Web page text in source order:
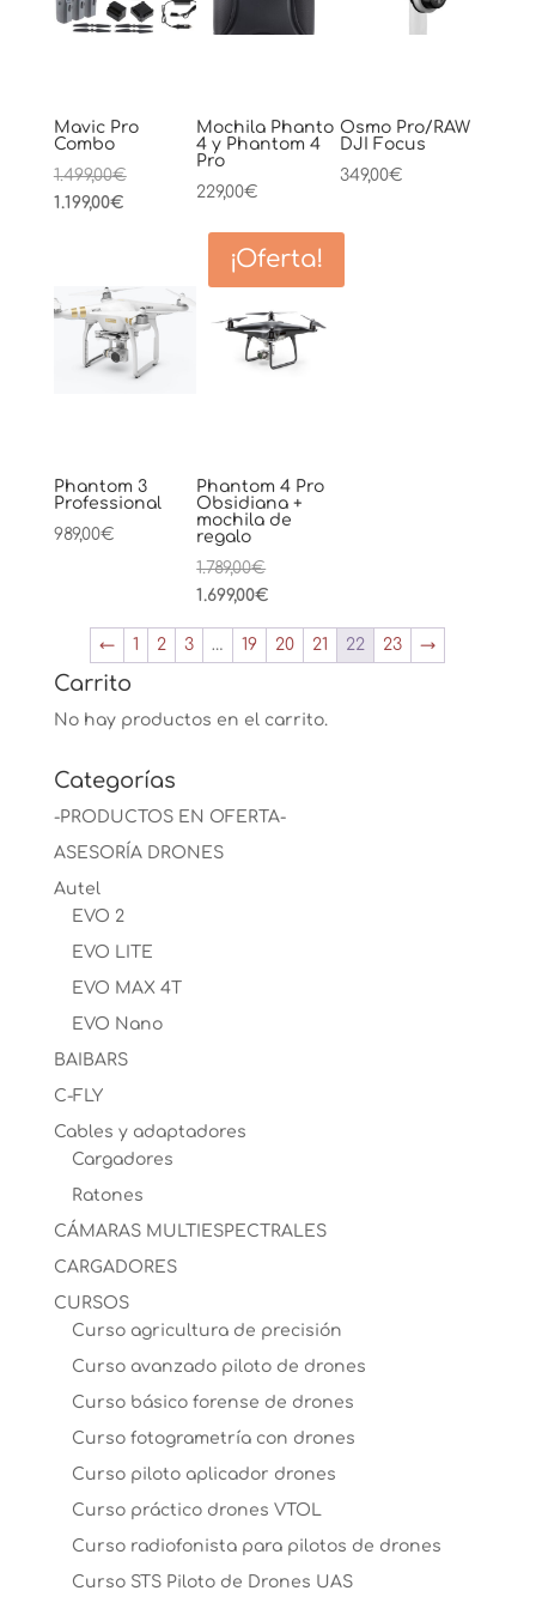
Mavic Pro
Combo
1.499,00€El
1.499,00€.
1.199,00€El
es:
1.199,00€.
Mochila Phanto
4 y Phantom 4
Pro
229,00€
Osmo Pro/RAW
DJI Focus
349,00€
Phantom 3
Professional
989,00€
¡Oferta!
Phantom 4 Pro
Obsidiana +
mochila de
regalo
1.789,00€El
precio
era:
1.699,00€
actual
← 1 2 3 … 19 20 21 22 23 →
Carrito
No hay productos en el carrito.
Categorías
-PRODUCTOS EN OFERTA-
ASESORÍA DRONES
Autel
EVO 2
EVO LITE
EVO MAX 4T
EVO Nano
BAIBARS
C-FLY
Cables y adaptadores
Cargadores
Ratones
CÁMARAS MULTIESPECTRALES
CARGADORES
CURSOS
Curso agricultura de precisión
Curso avanzado piloto de drones
Curso básico forense de drones
Curso fotogrametría con drones
Curso piloto aplicador drones
Curso práctico drones VTOL
Curso radiofonista para pilotos de drones
Curso STS Piloto de Drones UAS